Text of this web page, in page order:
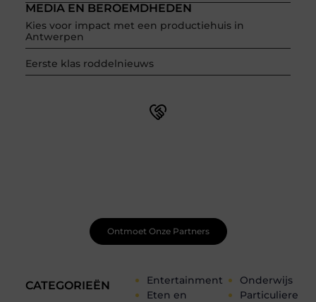
CATEGORIEËN
Entertainment
Eten en
Onderwijs
Particuliere
MEDIA EN BEROEMDHEDEN
Kies voor impact met een productiehuis in
Antwerpen
Eerste klas roddelnieuws
Ontmoet Onze Partners